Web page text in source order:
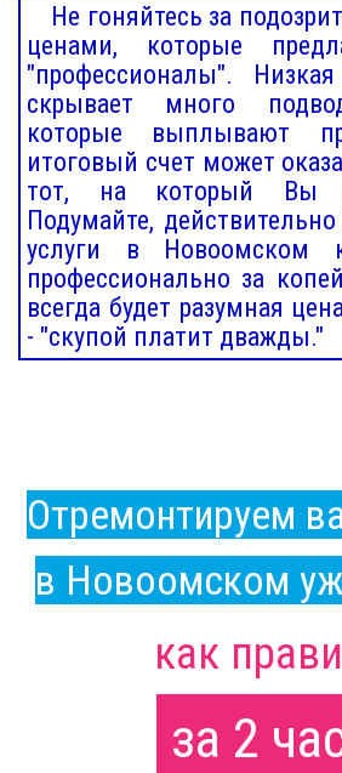
Не гоняйтесь за
ценами, которые
"профессионалы".
скрывает много
которые выплывают
итоговый счет может
тот, на который Вы
Подумайте,
услуги в Новоомском
профессионально за
всегда будет разумная
- "скупой платит дважды."
Отремонтируем
в Новоомском
как
за 2